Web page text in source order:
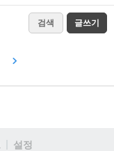
검색 글쓰기
설정